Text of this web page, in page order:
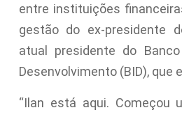
entre instituições
gestão do ex-presidente
atual presidente do
Desenvolvimento (BID), que
“Ilan está aqui. Começou